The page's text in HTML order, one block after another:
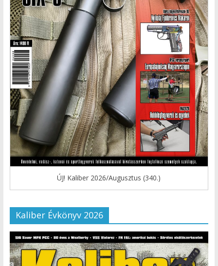
ÚJ! Kaliber 2026/Augusztus (340.)
Kaliber Évkönyv 2026